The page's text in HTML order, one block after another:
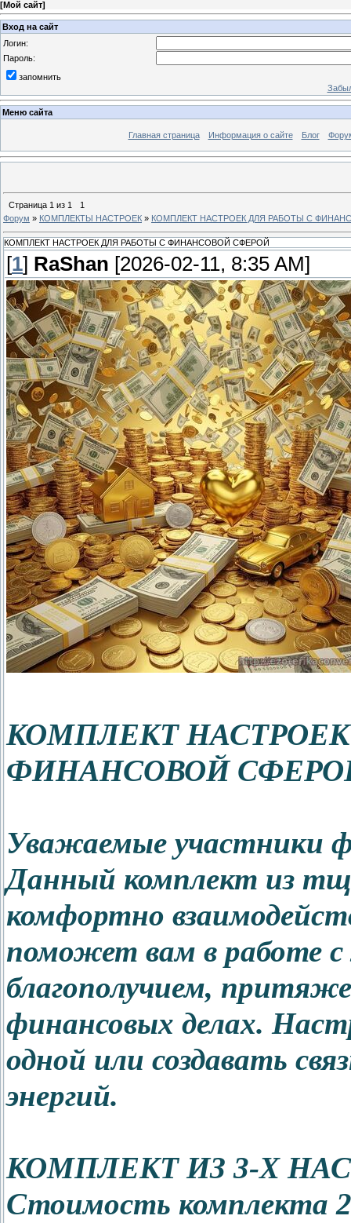
[Мой сайт]
Вход на сайт
Логин:
Пароль:
запомнить
Меню сайта
Главная страница Информация о сайте Блог
Страница 1 из 1
1
Форум » КОМПЛЕКТЫ НАСТРОЕК » КОМПЛЕКТ НАСТРОЕК ДЛЯ РАБОТЫ С
КОМПЛЕКТ НАСТРОЕК ДЛЯ РАБОТЫ С ФИНАНСОВОЙ СФЕРОЙ
[1] RaShan [2026-02-11, 8:35 AM]
КОМПЛЕКТ
ФИНАНСОВОЙ
Уважаемые участники
Данный комплект из
комфортно
поможет вам в работе
благополучием,
финансовых делах.
одной или создавать
энергий.
КОМПЛЕКТ ИЗ 3-Х
Стоимость комплекта